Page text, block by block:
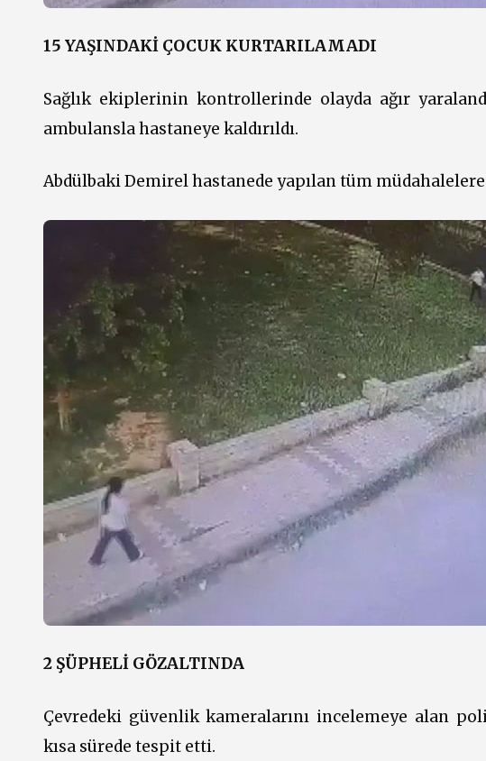
15 YAŞINDAKİ ÇOCUK KURTARILAMADI
Sağlık ekiplerinin kontrollerinde olayda ağır
ambulansla hastaneye kaldırıldı.
Abdülbaki Demirel hastanede yapılan tüm
2 ŞÜPHELİ GÖZALTINDA
Çevredeki güvenlik kameralarını incelemeye alan
kısa sürede tespit etti.